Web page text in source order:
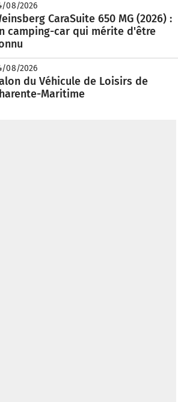
08/2026
CaraSuite 650 MG (2026) :
camping-car qui mérite d'être
08/2026
du Véhicule de Loisirs de
Maritime